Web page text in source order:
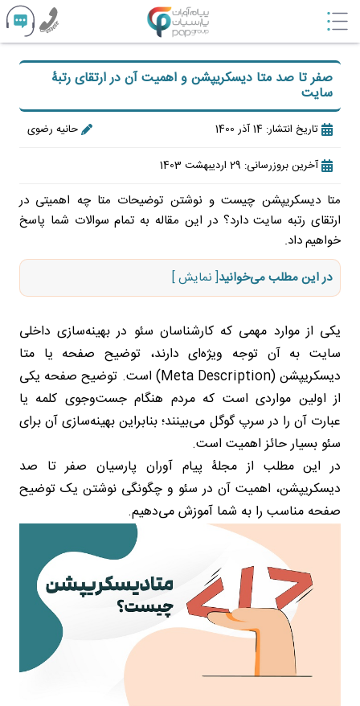
صفر تا صد متا دیسکریپشن و اهمیت آن در ارتقای رتبۀ
سایت
تاریخ انتشار: 14 آذر 1400 حانیه رضوی
آخرین بروزرسانی: 29 اردیبهشت 1403
متا دیسکریپشن چیست و نوشتن توضیحات متا چه اهمیتی در
ارتقای رتبه سایت دارد؟ در این مقاله به تمام سوالات شما پاسخ
خواهیم داد.
در این مطلب می‌خوانید[ نمایش ]
یکی از موارد مهمی که کارشناسان سئو در بهینه‌سازی داخلی
سایت به آن توجه ویژه‌ای دارند، توضیح صفحه یا متا
دیسکریپشن (Meta Description) است. توضیح صفحه یکی
از اولین مواردی است که مردم هنگام جست‌وجوی کلمه یا
عبارت آن را در سرپ گوگل می‌بینند؛ بنابراین بهینه‌سازی آن برای
سئو بسیار حائز اهمیت است.
در این مطلب از مجلۀ پیام آوران پارسیان صفر تا صد
دیسکریپشن، اهمیت آن در سئو و چگونگی نوشتن یک توضیح
صفحه مناسب را به شما آموزش می‌دهیم.